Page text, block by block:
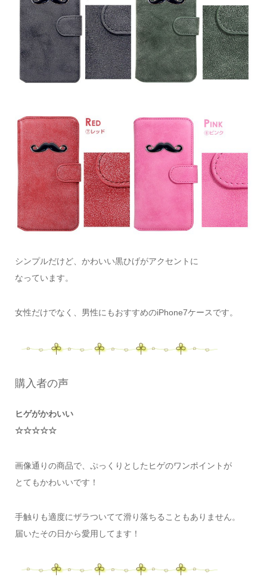
シンプルだけど、かわいい黒ひげがアクセントに
なっています。
女性だけでなく、男性にもおすすめのiPhone7ケースです。
購入者の声
ヒゲがかわいい
☆☆☆☆☆
画像通りの商品で、ぷっくりとしたヒゲのワンポイントが
とてもかわいいです！
手触りも適度にザラついてて滑り落ちることもありません。
届いたその日から愛用してます！